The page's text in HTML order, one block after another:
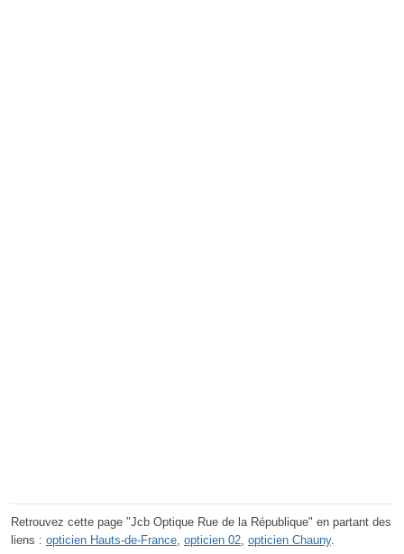
Retrouvez cette page "Jcb Optique Rue de la République" en partant des
liens : opticien Hauts-de-France, opticien 02, opticien Chauny.